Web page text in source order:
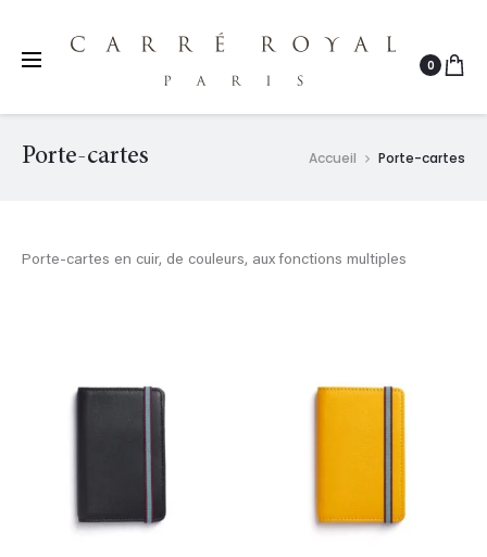
0
Porte-cartes Accueil Porte-cartes
Porte-cartes en cuir, de couleurs, aux fonctions multiples